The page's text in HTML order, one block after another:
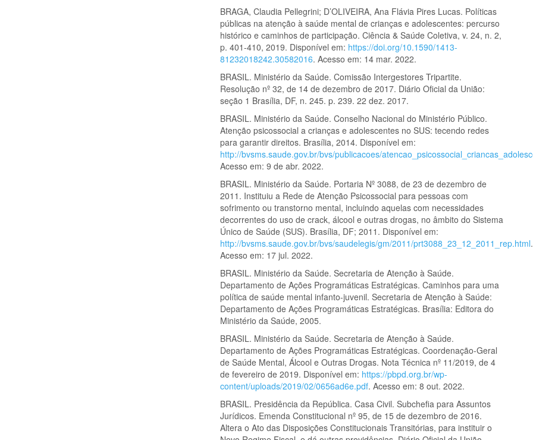
BRAGA, Claudia Pellegrini; D’OLIVEIRA, Ana Flávia Pires Lucas. Políticas
públicas na atenção à saúde mental de crianças e adolescentes: percurso
histórico e caminhos de participação. Ciência & Saúde Coletiva, v. 24, n. 2,
p. 401-410, 2019. Disponível em: https://doi.org/10.1590/1413-
81232018242.30582016. Acesso em: 14 mar. 2022.
BRASIL. Ministério da Saúde. Comissão Intergestores Tripartite.
Resolução nº 32, de 14 de dezembro de 2017. Diário Oficial da União:
seção 1 Brasília, DF, n. 245. p. 239. 22 dez. 2017.
BRASIL. Ministério da Saúde. Conselho Nacional do Ministério Público.
Atenção psicossocial a crianças e adolescentes no SUS: tecendo redes
para garantir direitos. Brasília, 2014. Disponível em:
http://bvsms.saude.gov.br/bvs/publicacoes/
Acesso em: 9 de abr. 2022.
BRASIL. Ministério da Saúde. Portaria Nº 3088, de 23 de dezembro de
2011. Instituiu a Rede de Atenção Psicossocial para pessoas com
sofrimento ou transtorno mental, incluindo aquelas com necessidades
decorrentes do uso de crack, álcool e outras drogas, no âmbito do Sistema
Único de Saúde (SUS). Brasília, DF; 2011. Disponível em:
http://bvsms.saude.gov.br/bvs/saudelegis/gm/2011/prt3088_23_12_2011_rep.html.
Acesso em: 17 jul. 2022.
BRASIL. Ministério da Saúde. Secretaria de Atenção à Saúde.
Departamento de Ações Programáticas Estratégicas. Caminhos para uma
política de saúde mental infanto-juvenil. Secretaria de Atenção à Saúde:
Departamento de Ações Programáticas Estratégicas. Brasília: Editora do
Ministério da Saúde, 2005.
BRASIL. Ministério da Saúde. Secretaria de Atenção à Saúde.
Departamento de Ações Programáticas Estratégicas. Coordenação-Geral
de Saúde Mental, Álcool e Outras Drogas. Nota Técnica nº 11/2019, de 4
de fevereiro de 2019. Disponível em: https://pbpd.org.br/wp-
content/uploads/2019/02/0656ad6e.pdf. Acesso em: 8 out. 2022.
BRASIL. Presidência da República. Casa Civil. Subchefia para Assuntos
Jurídicos. Emenda Constitucional nº 95, de 15 de dezembro de 2016.
Altera o Ato das Disposições Constitucionais Transitórias, para instituir o